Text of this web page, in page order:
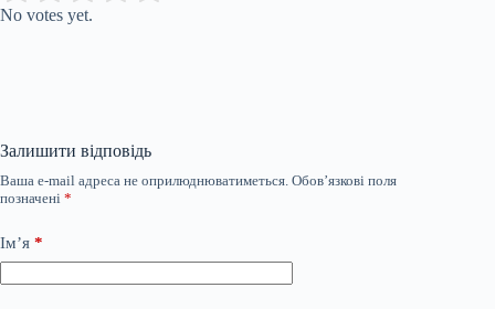
No votes yet.
Залишити відповідь
Ваша e-mail адреса не оприлюднюватиметься. Обов’язкові поля
позначені *
Ім’я *